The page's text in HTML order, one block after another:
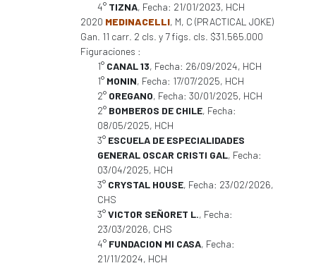
4° TIZNA, Fecha: 21/01/2023, HCH
2020 MEDINACELLI, M, C (PRACTICAL JOKE)
Gan. 11 carr. 2 cls. y 7 figs. cls. $31.565.000
Figuraciones :
1° CANAL 13, Fecha: 26/09/2024, HCH
1° MONIN, Fecha: 17/07/2025, HCH
2° OREGANO, Fecha: 30/01/2025, HCH
2° BOMBEROS DE CHILE, Fecha:
08/05/2025, HCH
3° ESCUELA DE ESPECIALIDADES
GENERAL OSCAR CRISTI GAL, Fecha:
03/04/2025, HCH
3° CRYSTAL HOUSE, Fecha: 23/02/2026,
CHS
3°VICTOR SEÑORET L., Fecha:
23/03/2026, CHS
4° FUNDACION MI CASA, Fecha:
21/11/2024, HCH